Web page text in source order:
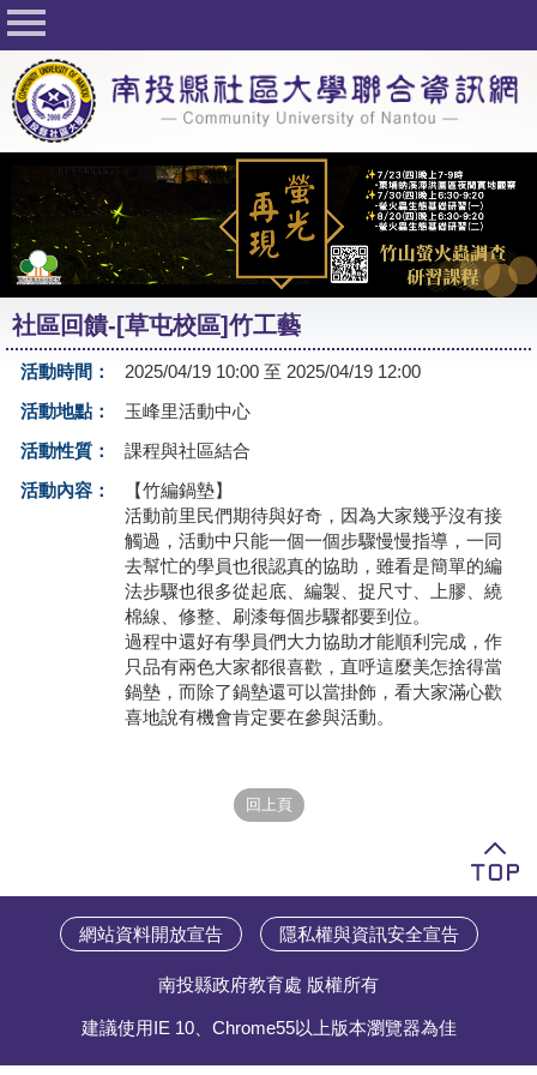
回首頁
關於社大
公佈欄
行事曆
最新活動
活動花絮
課程一覽表
志工與社團
友站連結
社區回饋-[草屯校區]竹工藝
活動時間：
2025/04/19 10:00 至 2025/04/19 12:00
活動地點：
玉峰里活動中心
活動性質：
課程與社區結合
活動內容：
【竹編鍋墊】
活動前里民們期待與好奇，因為大家幾乎沒有接
觸過，活動中只能一個一個步驟慢慢指導，一同
去幫忙的學員也很認真的協助，雖看是簡單的編
法步驟也很多從起底、編製、捉尺寸、上膠、繞
棉線、修整、刷漆每個步驟都要到位。
過程中還好有學員們大力協助才能順利完成，作
只品有兩色大家都很喜歡，直呼這麼美怎捨得當
鍋墊，而除了鍋墊還可以當掛飾，看大家滿心歡
喜地說有機會肯定要在參與活動。
網站資料開放宣告 隱私權與資訊安全宣告
南投縣政府教育處 版權所有
建議使用IE 10、Chrome55以上版本瀏覽器為佳